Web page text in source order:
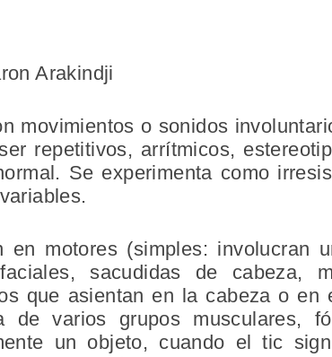
Arakindji
movimientos o sonidos
repetitivos, arrítmicos,
Se experimenta como
en motores (simples: involucran
sacudidas de cabeza,
que asientan en la cabeza o
de varios grupos musculares,
un objeto, cuando el tic